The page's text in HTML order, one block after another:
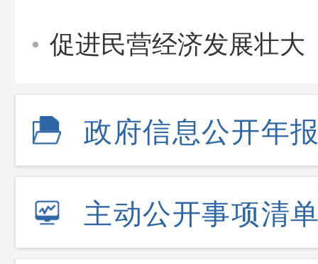
促进民营经济发展壮大
政府信息公开年
主动公开事项清